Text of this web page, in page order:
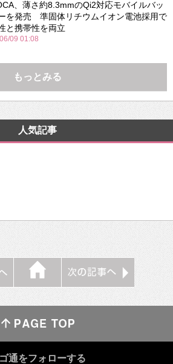
、薄さ約8.3mmのQi2対応モバイルバッ
を発売 準固体リチウムイオン電池採用で
と携帯性を両立
09 01:08
もっとみる
人気記事
通をフォローする